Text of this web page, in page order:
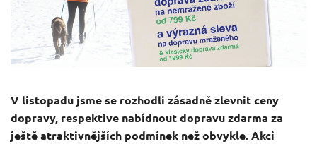
V listopadu jsme se rozhodli zásadně zlevnit ceny
dopravy, respektive nabídnout dopravu zdarma za
ještě atraktivnějších podmínek než obvykle. Akci